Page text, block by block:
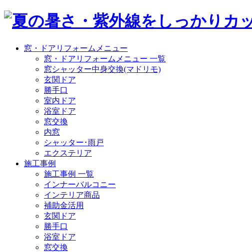
窓・ドアリフォームメニュー
窓・ドアリフォームメニュー 一覧
窓シャッター中身交換(マドリモ)
玄関ドア
勝手口
室内ドア
浴室ドア
窓交換
内窓
シャッター･雨戸
エクステリア
施工事例
施工事例 一覧
インナーバルコニー
インテリア商品
補助金活用
玄関ドア
勝手口
浴室ドア
窓交換